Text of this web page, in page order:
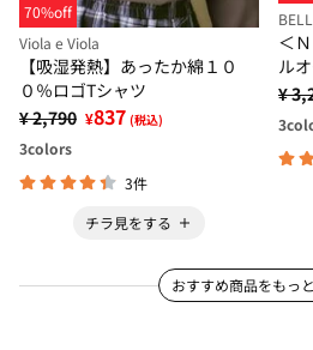
70%off
Viola e Viola
【吸湿発熱】あったか綿１０
０％ロゴTシャツ
¥ 2,790 ¥837 (税込)
3colors
3件
チラ見をする
＜
ル
¥
3
おすすめ商品をもっ